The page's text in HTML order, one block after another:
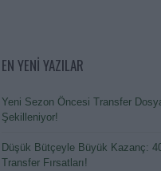
EN YENİ YAZILAR
Yeni Sezon Öncesi Transfer
Şekilleniyor!
Düşük Bütçeyle Büyük Kazanç:
Transfer Fırsatları!